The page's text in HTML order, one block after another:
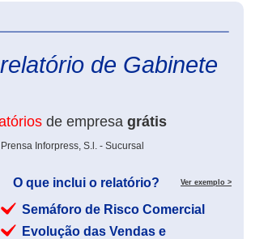
de Gabinete
de empresa grátis
Inforpress, S.l. - Sucursal
O que inclui o relatório? Ver exemplo >
Semáforo de Risco Comercial
Evolução das Vendas e